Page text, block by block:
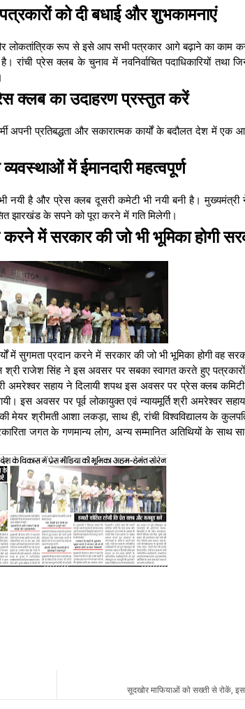
को दी बधाई और शुभकामनाएं
लोकतांत्रिक रूप से इसे आप सभी पत्रकार आगे बढ़ाने का काम
रांची प्रेस क्लब के चुनाव में नवनिर्वाचित पदाधिकारियों तथा
क्लब का उदाहरण प्रस्तुत करें
अपनी प्रतिबद्धता और सकारात्मक कार्यों के बदौलत देश में एक
में ईमानदारी महत्वपूर्ण
नयी है और प्रेस क्लब दूसरी कमेटी भी नयी बनी है। मुख्यमंत्री
झारखंड के सपने को पूरा करने में गति मिलेगी।
में सरकार की जो भी भूमिका होगी
में सुगमता प्रदान करने में सरकार की जो भी भूमिका होगी वह
राजेश सिंह ने इस अवसर पर सबका स्वागत करते हुए
अमरेश्वर सहाय ने दिलायी शपथ इस अवसर पर प्रेस क्लब कमिटी के
इस अवसर पर पूर्व लोकायुक्त एवं न्यायमूर्ति श्री अमरेश्वर
मेयर श्रीमती आशा लकड़ा, साथ ही, रांची विश्वविद्यालय के
जगत के गणमान्य लोग, अन्य सम्मानित अतिथियों के
सूदखोर माफियाओं को सख्ती से रोकें,